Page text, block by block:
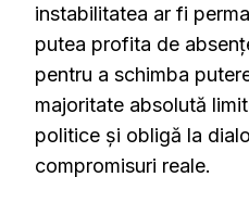
instabilitatea ar fi
putea profita de
pentru a schimba
majoritate absolută
politice și obligă la
compromisuri reale.